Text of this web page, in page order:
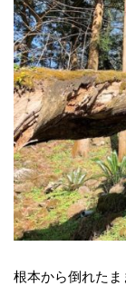
根本から倒れたま